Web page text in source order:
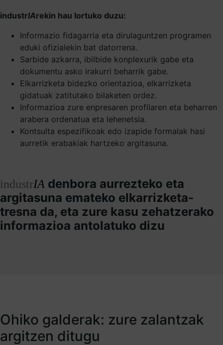
industrIArekin hau lortuko duzu:
Informazio fidagarria eta dirulaguntzen programen
eduki ofizialekin bat datorrena.
Sarbide azkarra, ibilbide konplexurik gabe eta
dokumentu asko irakurri beharrik gabe.
Elkarrizketa bidezko orientazioa, elkarrizketa
gidatuak zatitutako bilaketen ordez.
Informazioa zure enpresaren profilaren eta beharren
arabera ordenatua eta lehenetsia.
Kontsulta espezifikoak edo izapide formalak hasi
aurretik erabakiak hartzeko argitasuna.
industrIA denbora aurrezteko eta
argitasuna emateko elkarrizketa-
tresna da, eta zure kasu zehatzerako
informazioa antolatuko dizu
Ohiko galderak: zure zalantzak
argitzen ditugu